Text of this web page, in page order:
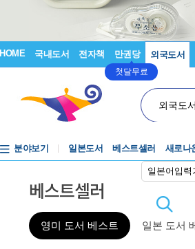
HOME 국내도서 전자책 만권당
첫달무료
외국도서
외국도
일본어입력
분야보기 일본도서 베스트셀러 새로나
베스트셀러
영미 도서 베스트 일본 도서